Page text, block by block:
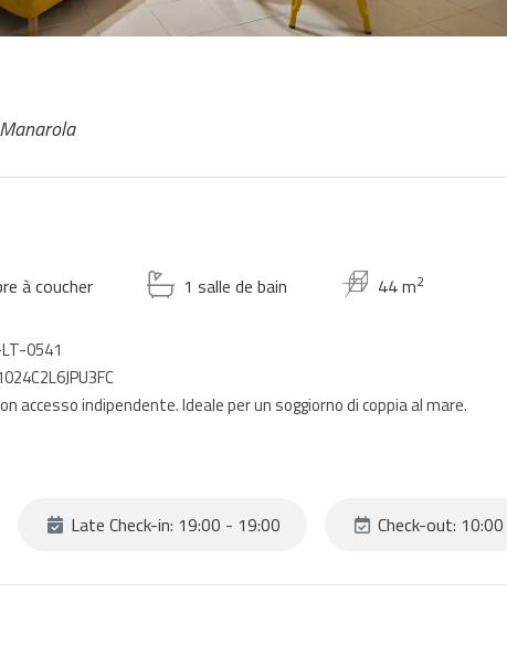
à coucher 1 salle de bain 44 m2
0541
accesso indipendente. Ideale per un soggiorno di coppia al mare.
Late Check-in: 19:00 - 19:00 Check-out: 10:00